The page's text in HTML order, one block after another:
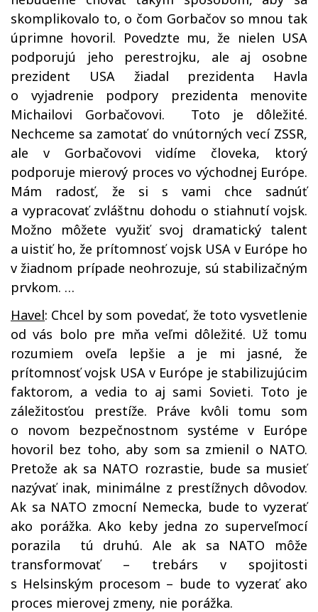
skomplikovalo to, o čom Gorbačov so mnou tak
úprimne hovoril. Povedzte mu, že nielen USA
podporujú jeho perestrojku, ale aj osobne
prezident USA žiadal prezidenta Havla
o vyjadrenie podpory prezidenta menovite
Michailovi Gorbačovovi. Toto je dôležité.
Nechceme sa zamotať do vnútorných vecí ZSSR,
ale v Gorbačovovi vidíme človeka, ktorý
podporuje mierový proces vo východnej Európe.
Mám radosť, že si s vami chce sadnúť
a vypracovať zvláštnu dohodu o stiahnutí vojsk.
Možno môžete využiť svoj dramatický talent
a uistiť ho, že prítomnosť vojsk USA v Európe ho
v žiadnom prípade neohrozuje, sú stabilizačným
prvkom. …
Havel: Chcel by som povedať, že toto vysvetlenie
od vás bolo pre mňa veľmi dôležité. Už tomu
rozumiem oveľa lepšie a je mi jasné, že
prítomnosť vojsk USA v Európe je stabilizujúcim
faktorom, a vedia to aj sami Sovieti. Toto je
záležitosťou prestíže. Práve kvôli tomu som
o novom bezpečnostnom systéme v Európe
hovoril bez toho, aby som sa zmienil o NATO.
Pretože ak sa NATO rozrastie, bude sa musieť
nazývať inak, minimálne z prestížnych dôvodov.
Ak sa NATO zmocní Nemecka, bude to vyzerať
ako porážka. Ako keby jedna zo superveľmocí
porazila tú druhú. Ale ak sa NATO môže
transformovať – trebárs v spojitosti
s Helsinským procesom – bude to vyzerať ako
proces mierovej zmeny, nie porážka.